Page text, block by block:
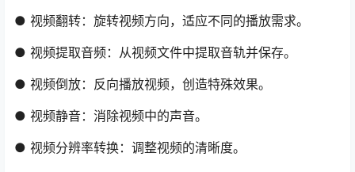
● 视频翻转：旋转视频方向，适应不同的播放需求。
● 视频提取音频：从视频文件中提取音轨并保存。
● 视频倒放：反向播放视频，创造特殊效果。
● 视频静音：消除视频中的声音。
● 视频分辨率转换：调整视频的清晰度。